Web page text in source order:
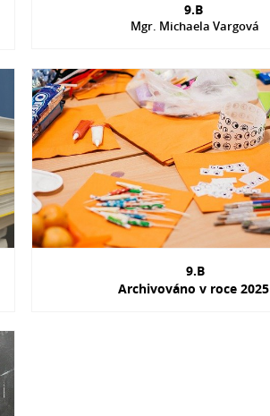
9.B
Mgr. Michaela Vargová
9.B
Archivováno v roce 2025